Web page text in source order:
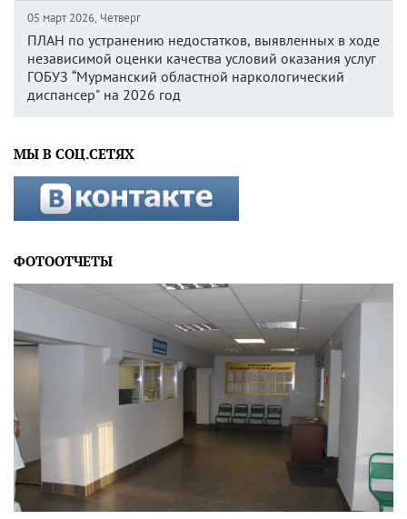
05 март 2026, Четверг
ПЛАН по устранению недостатков, выявленных в ходе
независимой оценки качества условий оказания услуг
ГОБУЗ “Мурманский областной наркологический
диспансер" на 2026 год
МЫ В СОЦ.СЕТЯХ
ФОТООТЧЕТЫ